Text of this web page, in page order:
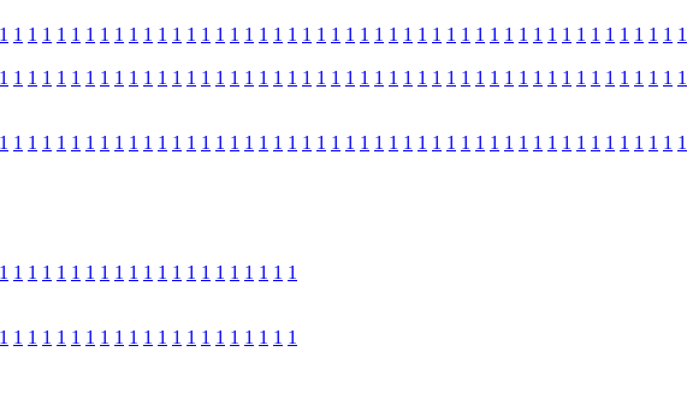
1 1 1 1 1 1 1 1 1 1 1 1 1 1 1 1 1 1 1 1 1 1 1 1 1 1 1 1 1 1 1 1 1 1 1 1 1 1 1 1 1 1 1 1 1 1 1 1
1 1 1 1 1 1 1 1 1 1 1 1 1 1 1 1 1 1 1 1 1 1 1 1 1 1 1 1 1 1 1 1 1 1 1 1 1 1 1 1 1 1 1 1 1 1 1 1
1 1 1 1 1 1 1 1 1 1 1 1 1 1 1 1 1 1 1 1 1 1 1 1 1 1 1 1 1 1 1 1 1 1 1 1 1 1 1 1 1 1 1 1 1 1 1 1
1 1 1 1 1 1 1 1 1 1 1 1 1 1 1 1 1 1 1 1 1
1 1 1 1 1 1 1 1 1 1 1 1 1 1 1 1 1 1 1 1 1